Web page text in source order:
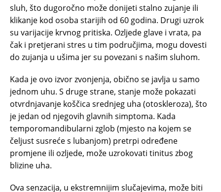
sluh, što dugoročno može donijeti stalno zujanje ili
klikanje kod osoba starijih od 60 godina. Drugi uzrok
su varijacije krvnog pritiska. Ozljede glave i vrata, pa
čak i pretjerani stres u tim područjima, mogu dovesti
do zujanja u ušima jer su povezani s našim sluhom.
Kada je ovo izvor zvonjenja, obično se javlja u samo
jednom uhu. S druge strane, stanje može pokazati
otvrdnjavanje koščica srednjeg uha (otoskleroza), što
je jedan od njegovih glavnih simptoma. Kada
temporomandibularni zglob (mjesto na kojem se
čeljust susreće s lubanjom) pretrpi određene
promjene ili ozljede, može uzrokovati tinitus zbog
blizine uha.
Ova senzacija, u ekstremnijim slučajevima, može biti